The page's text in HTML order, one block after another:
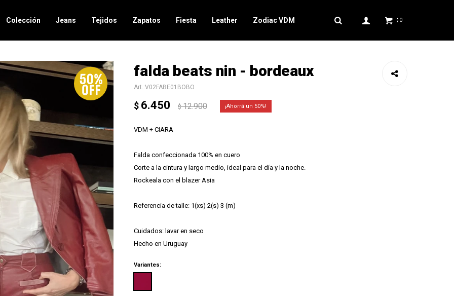
Colección Jeans Tejidos Zapatos Fiesta Leather Zodiac VDM $ 0
falda beats nin - bordeaux
V02FABE01BOBO
$ 6.450 $ 12.900 50
VDM + CIARA
Falda confeccionada 100% en cuero
Corte a la cintura y largo medio, ideal para el día y la noche.
Rockeala con el blazer Asia
Referencia de talle: 1(xs) 2(s) 3 (m)
Cuidados: lavar en seco
Hecho en Uruguay
Variantes: